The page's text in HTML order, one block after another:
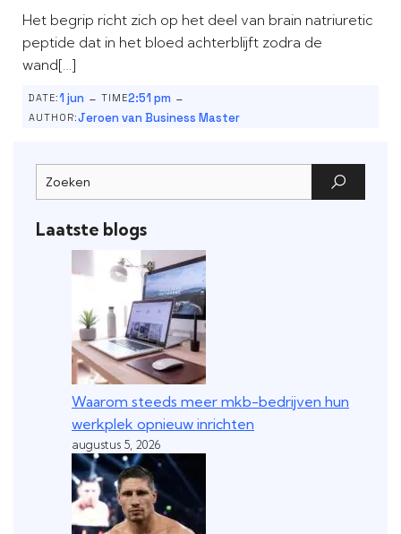
Het begrip richt zich op het deel van brain natriuretic
peptide dat in het bloed achterblijft zodra de
wand[…]
DATE:1 jun - TIME2:51 pm -
AUTHOR:Jeroen van Business Master
Laatste blogs
Waarom steeds meer mkb-bedrijven hun
werkplek opnieuw inrichten
augustus 5, 2026